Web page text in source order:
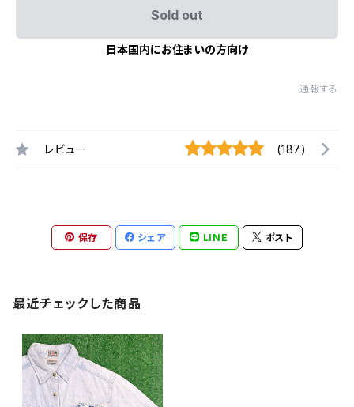
Sold out
日本国内にお住まいの方向け
通報する
レビュー (187)
保存 シェア LINE ポスト
最近チェックした商品